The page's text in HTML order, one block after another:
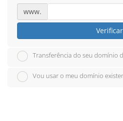
www.
Verificar
Transferência do seu domínio
Vou usar o meu domínio